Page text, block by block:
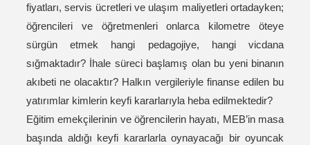
fiyatları, servis ücretleri ve ulaşım maliyetleri ortadayken;
öğrencileri ve öğretmenleri onlarca kilometre öteye
sürgün etmek hangi pedagojiye, hangi vicdana
sığmaktadır? İhale süreci başlamış olan bu yeni binanın
akıbeti ne olacaktır? Halkın vergileriyle finanse edilen bu
yatırımlar kimlerin keyfi kararlarıyla heba edilmektedir?
Eğitim emekçilerinin ve öğrencilerin hayatı, MEB’in masa
başında aldığı keyfi kararlarla oynayacağı bir oyuncak